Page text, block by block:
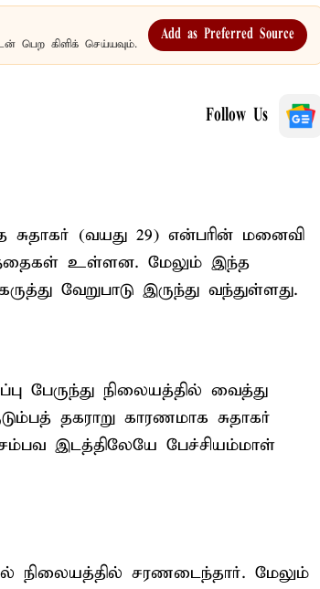
பெற கிளிக் செய்யவும்.
Add as Preferred Source
Follow Us
(வயது 29) என்பரின் மனைவி
உள்ளன. மேலும் இந்த
வேறுபாடு இருந்து வந்துள்ளது.
பேருந்து நிலையத்தில் வைத்து
தகராறு காரணமாக சுதாகர்
இடத்திலேயே பேச்சியம்மாள்
நிலையத்தில் சரணடைந்தார். மேலும்